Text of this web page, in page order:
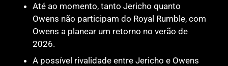
Até ao momento, tanto Jericho quanto
Owens não participam do Royal Rumble, com
Owens a planear um retorno no verão de
2026.
A possível rivalidade entre Jericho e Owens